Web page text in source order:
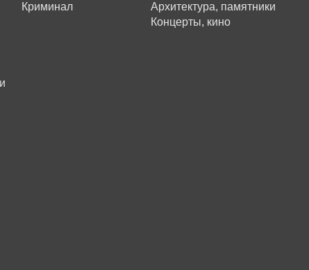
Криминал
Архитектура, памятники
Концерты, кино